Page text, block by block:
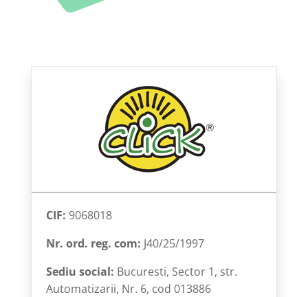
CIF: 9068018
Nr. ord. reg. com: J40/25/1997
Sediu social: Bucuresti, Sector 1, str.
Automatizarii, Nr. 6, cod 013886